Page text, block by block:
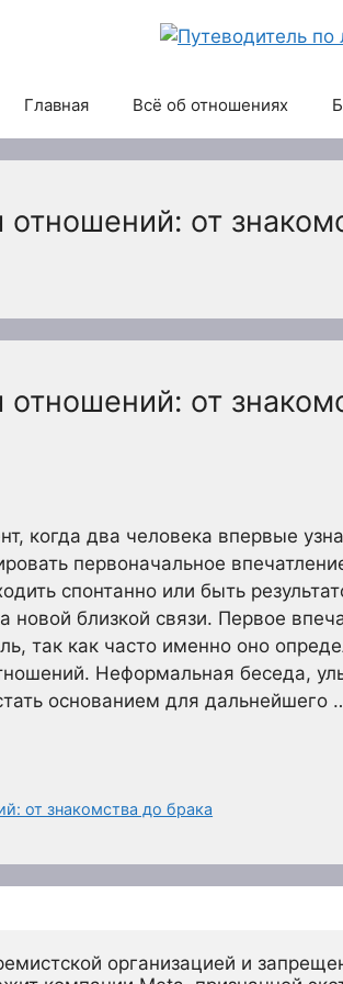
Главная Всё об отношениях
отношений: от
отношений: от
когда два человека впервые
первоначальное
спонтанно или быть
новой близкой связи. Первое
так как часто именно оно
Неформальная беседа,
основанием для дальнейшего
от знакомства до брака
организацией и